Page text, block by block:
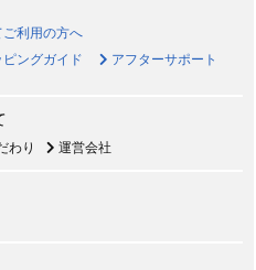
ご利用の方へ
ピングガイド
アフターサポート
わり 運営会社